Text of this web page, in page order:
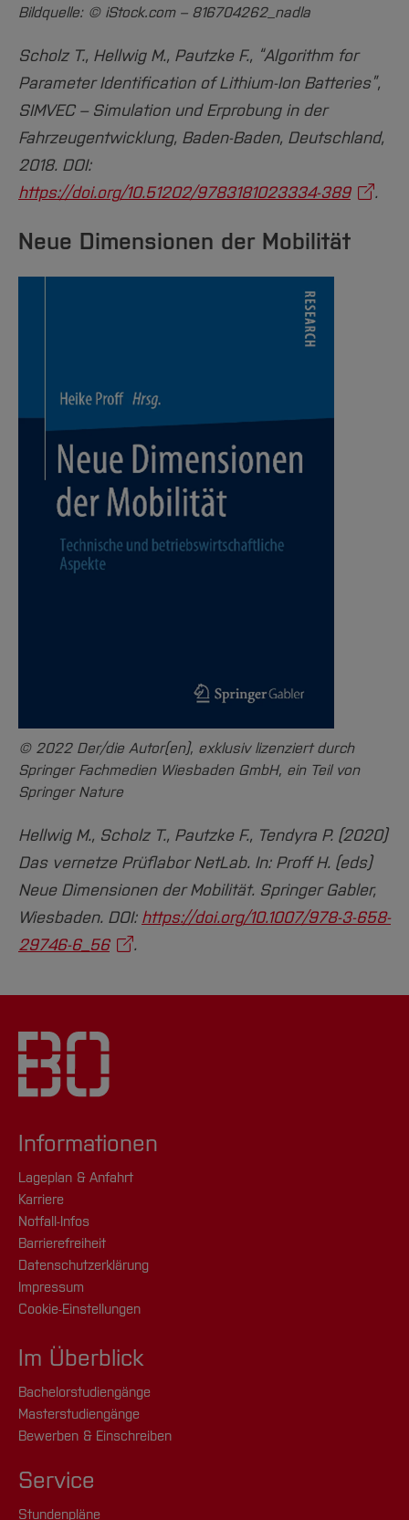
Bildquelle: © iStock.com – 816704262_nadla
Scholz T., Hellwig M., Pautzke F., “Algorithm for
Parameter Identification of Lithium-Ion Batteries”,
SIMVEC – Simulation und Erprobung in der
Fahrzeugentwicklung, Baden-Baden, Deutschland,
2018. DOI:
https://doi.org/10.51202/9783181023334-389
.
Neue Dimensionen der Mobilität
© 2022 Der/die Autor(en), exklusiv lizenziert durch
Springer Fachmedien Wiesbaden GmbH, ein Teil von
Springer Nature
Hellwig M., Scholz T., Pautzke F., Tendyra P. (2020)
Das vernetze Prüflabor NetLab. In: Proff H. (eds)
Neue Dimensionen der Mobilität. Springer Gabler,
Wiesbaden. DOI: https://doi.org/10.1007/978-3-658-
29746-6_56
.
Informationen
Lageplan & Anfahrt
Karriere
Notfall-Infos
Barrierefreiheit
Datenschutzerklärung
Impressum
Cookie-Einstellungen
Im Überblick
Bachelorstudiengänge
Masterstudiengänge
Bewerben & Einschreiben
Service
Stundenpläne